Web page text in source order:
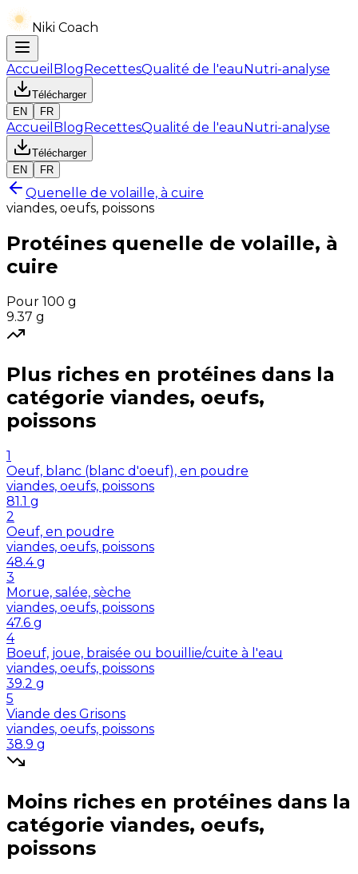
Niki Coach
Accueil BlogRecettesQualité de l'eauNutri-analyse
Télécharger
EN
FR
Accueil BlogRecettesQualité de l'eauNutri-analyse
Télécharger
EN
FR
Quenelle de volaille, à cuire
viandes, oeufs, poissons
Protéines quenelle de volaille, à
cuire
Pour 100 g
9.37 g
Plus riches en protéines dans la
catégorie viandes, oeufs,
poissons
1
Oeuf, blanc (blanc d'oeuf), en poudre
viandes, oeufs, poissons
81.1 g
2
Oeuf, en poudre
viandes, oeufs, poissons
48.4 g
3
Morue, salée, sèche
viandes, oeufs, poissons
47.6 g
4
Boeuf, joue, braisée ou bouillie/cuite à l'eau
viandes, oeufs, poissons
39.2 g
5
Viande des Grisons
viandes, oeufs, poissons
38.9 g
Moins riches en protéines dans la
catégorie viandes, oeufs,
poissons